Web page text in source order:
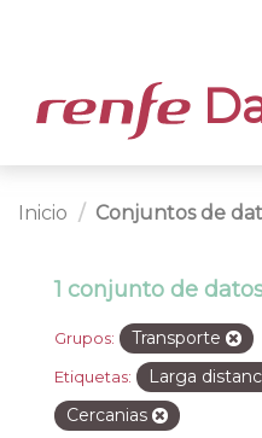
Inicio Conjuntos de
1 conjunto de
Grupos: Transporte
Etiquetas: Larga
Cercanias